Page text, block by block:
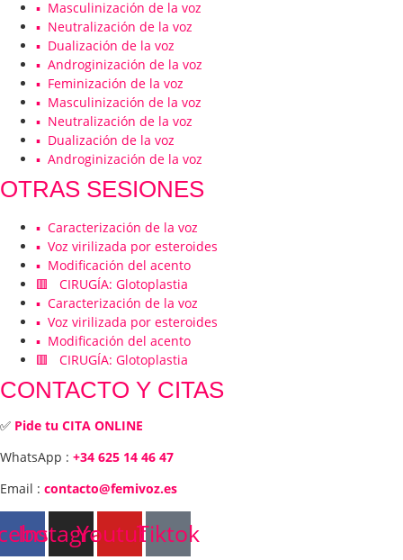
▪️ Masculinización de la voz
▪️ Neutralización de la voz
▪️ Dualización de la voz
▪️ Androginización de la voz
▪️ Feminización de la voz
▪️ Masculinización de la voz
▪️ Neutralización de la voz
▪️ Dualización de la voz
▪️ Androginización de la voz
OTRAS SESIONES
▪️ Caracterización de la voz
▪️ Voz virilizada por esteroides
▪️ Modificación del acento
🟥 CIRUGÍA: Glotoplastia
▪️ Caracterización de la voz
▪️ Voz virilizada por esteroides
▪️ Modificación del acento
🟥 CIRUGÍA: Glotoplastia
CONTACTO Y CITAS
✅ Pide tu CITA ONLINE
WhatsApp : +34 625 14 46 47
Email : contacto@femivoz.es
Instagram
YoutubeTiktok